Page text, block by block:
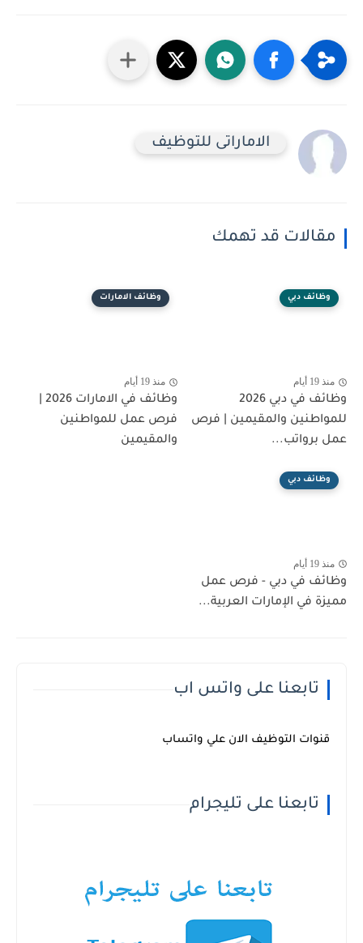
الاماراتى للتوظيف
مقالات قد تهمك
وظائف دبي
منذ 19 أيام
وظائف في دبي 2026
للمواطنين والمقيمين | فرص
عمل برواتب...
وظائف الامارات
منذ 19 أيام
فرص عمل للمواطنين
والمقيمين
وظائف دبي
منذ 19 أيام
وظائف في دبي - فرص عمل
مميزة في الإمارات العربية...
تابعنا على واتس اب
قنوات التوظيف الان علي واتساب
تابعنا على تليجرام